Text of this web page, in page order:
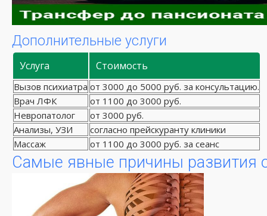
Дополнительные услуги
Услуга Стоимость
Вызов психиатра от 3000 до 5000 руб. за консультацию.
Врач ЛФК
от 1100 до 3000 руб.
Невропатолог
от 3000 руб.
Анализы, УЗИ
согласно прейскуранту клиники
Массаж
от 1100 до 3000 руб. за сеанс
Самые явные причины развития